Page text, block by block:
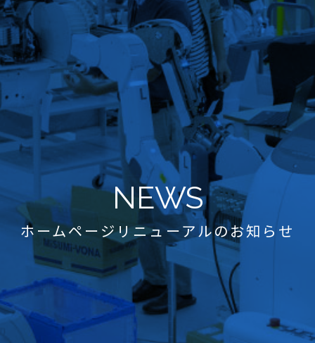
NEWS
ホームページリニューアルのお知らせ